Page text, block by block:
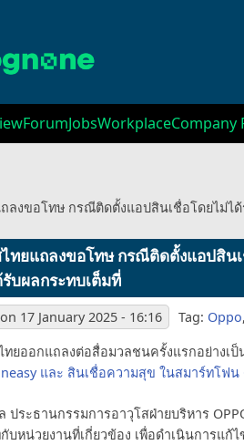
ForumJobsWorkplaceCompany
ถลงขอโทษ กรณีติดตั้งแอปสินเชื่อโดยไม่
ไทยแถลงขอโทษ กรณีติดตั้งแอปสิ
บผลกระทบเต็มที่
on 17 January 2025 - 16:16 Tag: Oppo,
ไทยออกแถลงต่อสื่อมวลชนครั้งแรกอย่างเ
และ สินเชื่อความสุข ในสมาร์ทโฟ
ประธานกรรมการอาวุโสฝ่ายบริหาร
บหน่วยงานที่เกี่ยวข้อง เพื่อดำเนินการแก้ไ